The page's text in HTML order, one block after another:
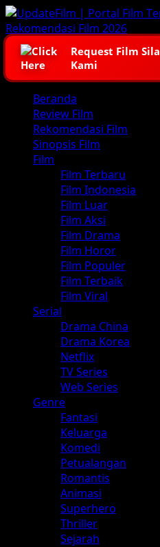
Skip
to
content
Request Film
Kami
Primary
Menu
Beranda
Review Film
Rekomendasi Film
Sinopsis Film
Film
Film Terbaru
Film Indonesia
Film Luar
Film Aksi
Film Drama
Film Horor
Film Populer
Film Terbaik
Film Viral
Serial
Drama China
Drama Korea
Netflix
TV Series
Web Series
Genre
Fantasi
Keluarga
Komedi
Petualangan
Romantis
Animasi
Superhero
Thriller
Sejarah